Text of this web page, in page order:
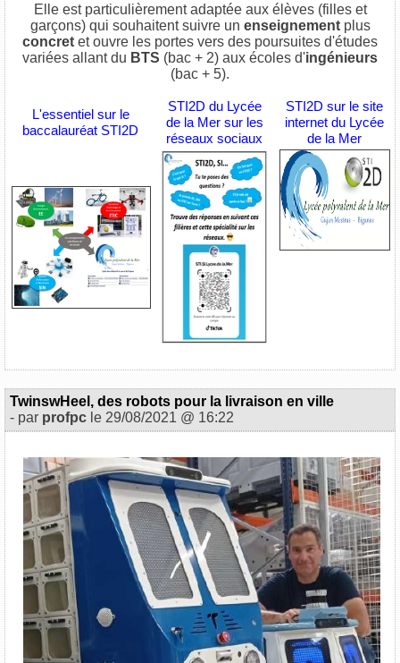
Elle est particulièrement adaptée aux élèves (filles et
garçons) qui souhaitent suivre un enseignement plus
concret et ouvre les portes vers des poursuites d'études
variées allant du BTS (bac + 2) aux écoles d'ingénieurs
(bac + 5).
L'essentiel sur le
baccalauréat STI2D
STI2D du Lycée
de la Mer sur les
réseaux sociaux
STI2D sur le site
internet du Lycée
de la Mer
TwinswHeel, des robots pour la livraison en ville
- par profpc le 29/08/2021 @ 16:22